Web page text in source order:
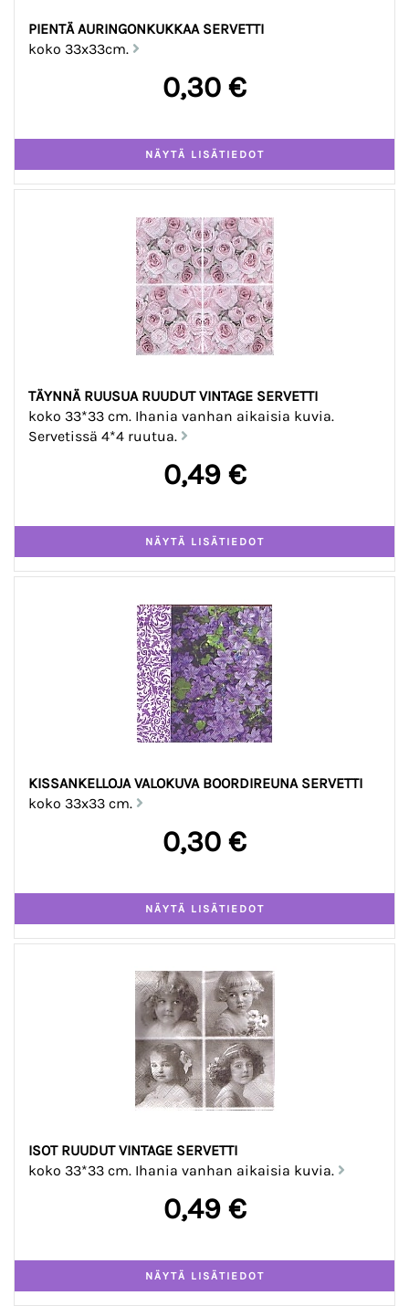
PIENTÄ AURINGONKUKKAA SERVETTI
koko 33x33cm.
0,30 €
TÄYNNÄ RUUSUA RUUDUT VINTAGE SERVETTI
koko 33*33 cm. Ihania vanhan aikaisia kuvia.
Servetissä 4*4 ruutua.
0,49 €
KISSANKELLOJA VALOKUVA BOORDIREUNA SERVETTI
koko 33x33 cm.
0,30 €
ISOT RUUDUT VINTAGE SERVETTI
koko 33*33 cm. Ihania vanhan aikaisia kuvia.
0,49 €